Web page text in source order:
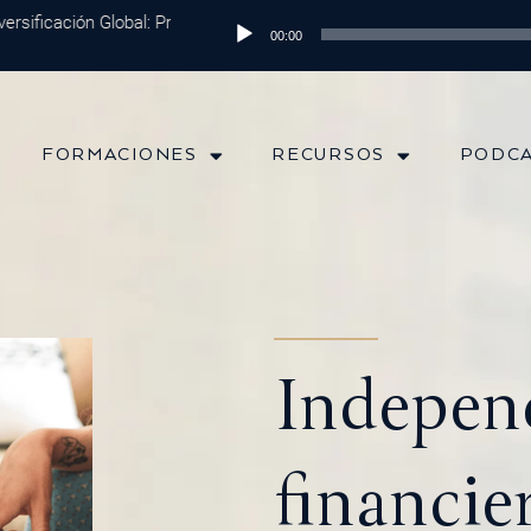
Global: Protege tu Dinero y Maximiza tus Inversiones
Reproductor
00:00
FORMACIONES RECURSOS